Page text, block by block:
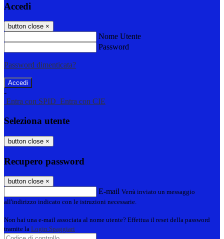
Accedi
button close ×
Nome Utente
Password
Password dimenticata?
-
Entra con SPID Entra con CIE
Seleziona utente
button close ×
Recupero password
button close ×
E-mail Verrà inviato un messaggio
all'indirizzo indicato con le istruzioni necessarie.
Non hai una e-mail associata al nome utente? Effettua il reset della password
tramite la Login Spaggiari